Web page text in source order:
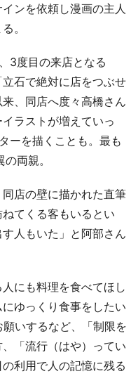
ンを依頼し漫画の主人
。
3度目の来店となる
石で絶対に店をつぶせ
、同店へ度々高橋さん
ラストが増えていっ
ーを描くことも。最も
両親。
店の壁に描かれた直筆
てくる客もいるとい
人もいた」と阿部さん
にも料理を食べてほし
ゆっくり食事をしたい
いするなど、「制限を
「流行（はや）ってい
利用で人の記憶に残る